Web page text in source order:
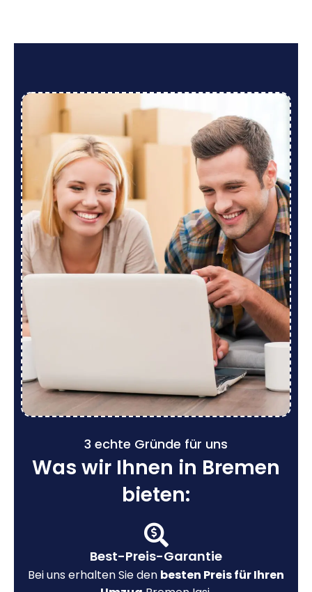
3 echte Gründe für uns
Was wir Ihnen in Bremen
bieten:
Best-Preis-Garantie
Bei uns erhalten Sie den besten Preis für Ihren